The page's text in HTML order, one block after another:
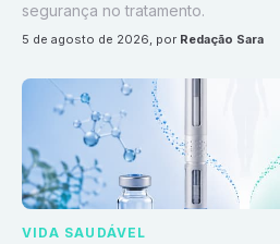
segurança no tratamento.
5 de agosto de 2026, por Redação Sara
VIDA SAUDÁVEL